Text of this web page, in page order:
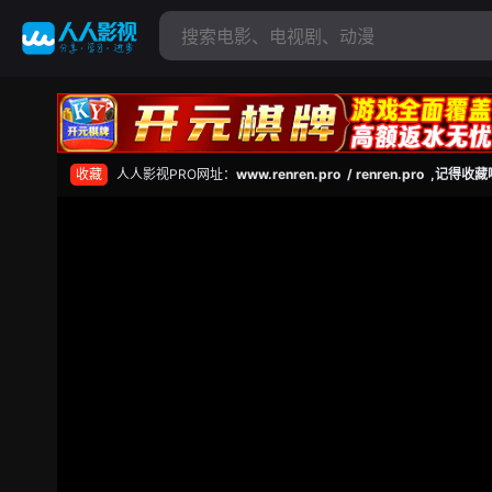
收藏 人人影视PRO网址： www.renren.pro / renren.pro ,记得收藏